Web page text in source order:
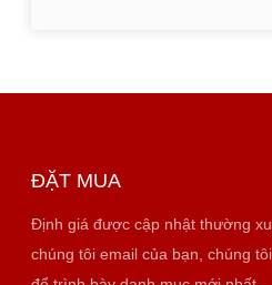
ĐẶT MUA
Định giá được cập nhật thường
chúng tôi email của bạn, chúng